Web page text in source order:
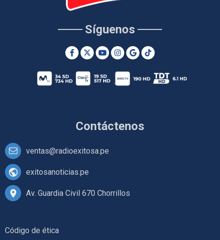
Contáctenos
ventas@radioexitosa.pe
exitosanoticias.pe
Av. Guardia Civil 670 Chorrillos
Síguenos
Código de ética